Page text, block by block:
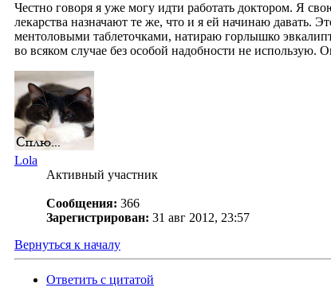
Честно говоря я уже могу идти работать доктором. Я
лекарства назначают те же, что и я ей начинаю давать.
ментоловыми таблеточками, натираю горлышко
во всяком случае без особой надобности не использую.
Lola
Активный участник
Сообщения: 366
Зарегистрирован: 31 авг 2012, 23:57
Вернуться к началу
Ответить с цитатой